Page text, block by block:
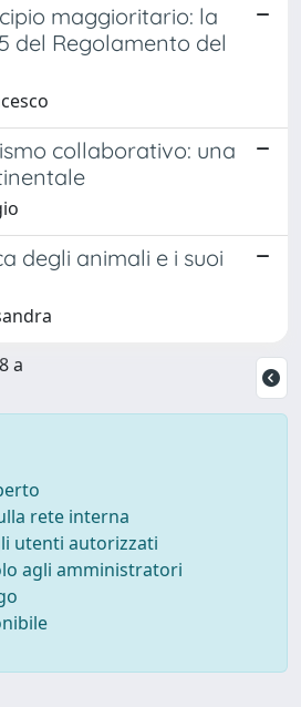
maggioritario: la
del Regolamento del
collaborativo: una
degli animali e i suoi
a
rete interna
utenti autorizzati
agli amministratori